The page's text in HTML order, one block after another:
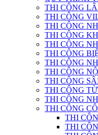
THI CÔNG
THI CÔNG
THI CÔNG
THI CÔNG
THI CÔNG
THI CÔNG
THI CÔNG
THI CÔNG
THI CÔNG
THI CÔNG
THI CÔNG
THI CÔNG
THI
THI